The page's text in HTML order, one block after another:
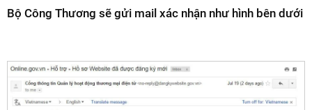
Bộ Công Thương sẽ gửi mail xác nhận như hình bên dưới